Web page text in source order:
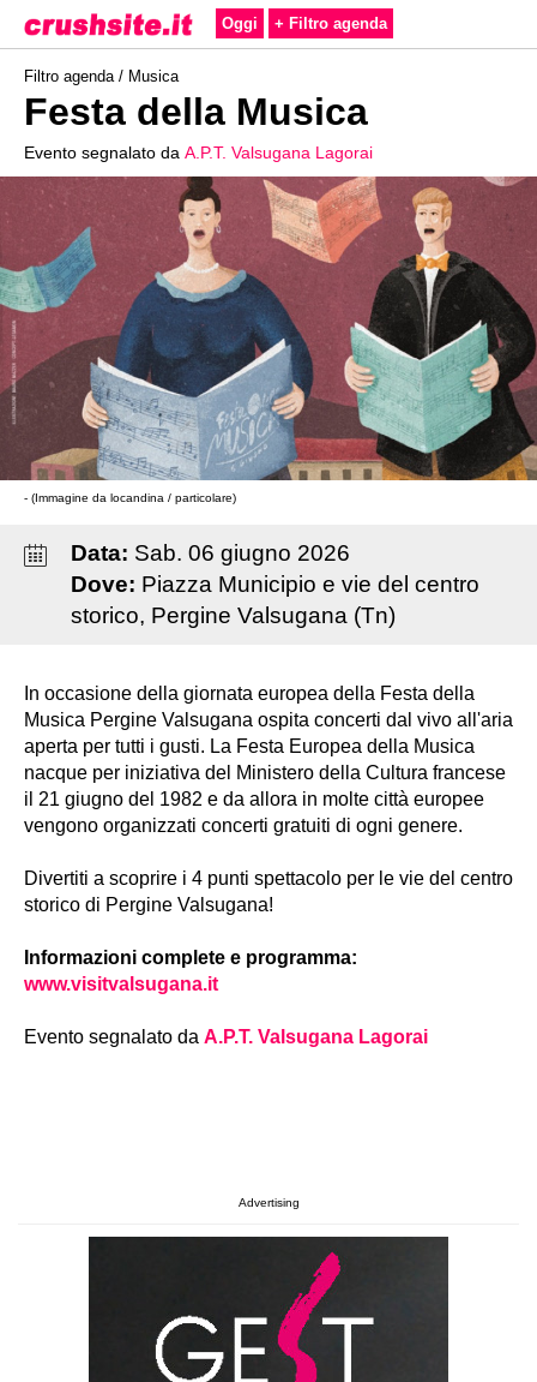
Oggi + Filtro agenda
Filtro agenda / Musica
Festa della Musica
Evento segnalato da A.P.T. Valsugana Lagorai
- (Immagine da locandina / particolare)
Data: Sab. 06 giugno 2026
Dove: Piazza Municipio e vie del centro
storico, Pergine Valsugana (Tn)
In occasione della giornata europea della Festa della
Musica Pergine Valsugana ospita concerti dal vivo all'aria
aperta per tutti i gusti. La Festa Europea della Musica
nacque per iniziativa del Ministero della Cultura francese
il 21 giugno del 1982 e da allora in molte città europee
vengono organizzati concerti gratuiti di ogni genere.
Divertiti a scoprire i 4 punti spettacolo per le vie del centro
storico di Pergine Valsugana!
Informazioni complete e programma:
www.visitvalsugana.it
Evento segnalato da A.P.T. Valsugana Lagorai
Advertising